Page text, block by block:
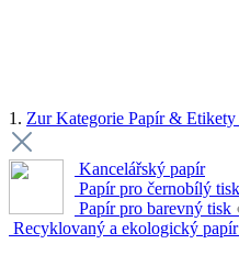
1. Zur Kategorie Papír & Etikety
Kancelářský papír
Papír pro černobílý tisk
Papír pro barevný tisk
Recyklovaný a ekologický papír